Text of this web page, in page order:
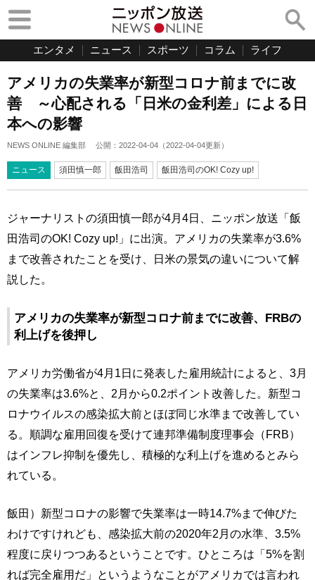
エンタメ ニュース スポーツ コラム ライフ
アメリカの失業率が新型コロナ前までに改
善 ～心配される「日米の金利差」による日
本への影響
NEWS ONLINE 編集部 公開： 2022-04-04 （2022-04-04更新）
ニュース 須田慎一郎 飯田浩司 飯田浩司のOK! Cozy up!
ジャーナリストの須田慎一郎が4月4日、ニッポン放送「飯
田浩司のOK! Cozy up!」に出演。アメリカの失業率が3.6%
まで改善されたことを受け、日米の景気の違いについて解
説した。
アメリカの失業率が新型コロナ前までに改善、FRBの
利上げを後押し
アメリカ労働省が4月1日に発表した雇用統計によると、3月
の失業率は3.6%と、2月から0.2ポイント改善した。新型コ
ロナウイルスの感染拡大前とほぼ同じ水準まで改善してい
る。順調な雇用回復を受けて連邦準備制度理事会（FRB）
はインフレ抑制を優先し、積極的な利上げを進めるとみら
れている。
飯田）新型コロナの影響で失業率は一時14.7%まで伸びた
わけですけれども、感染拡大前の2020年2月の水準、3.5%
程度に戻りつつあるということです。ひところは「5%を割
れば完全雇用だ」というようなことがアメリカでは言われ